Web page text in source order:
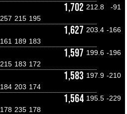
1,702 212.8
-91
257 215 195
1,627 203.4 -166
161 189 183
1,597 199.6 -196
215 183 172
1,583 197.9 -210
184 203 174
1,564 195.5 -229
178 235 178